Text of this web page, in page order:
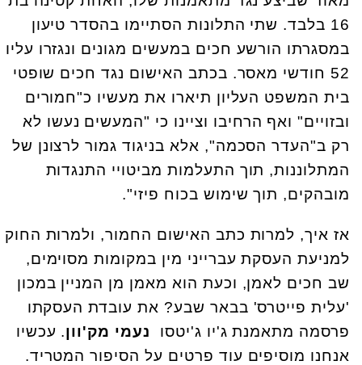
16 בלבד. שתי התלונות הסתיימו בהסדר טיעון
במסגרתו הורשע חכים במעשים מגונים ונגזרו עליו
52 חודשי מאסר. בכתב האישום נגד חכים שופטי
בית המשפט העליון תיארו את מעשיו כ"חמורים
ובזויים" ואף הרחיבו וציינו כי "המעשים נעשו לא
רק ב"העדר הסכמה", אלא בניגוד גמור לרצונן של
המתלוננות, תוך התעלמות מביטויי התנגדות
מובהקים, תוך שימוש בכוח פיזי".
אז איך, למרות כתב האישום החמור, ולמרות החוק
למניעת העסקת עברייני מין במקומות מסוימים,
שב חכים לאמן, וכעת הוא מאמן מן המניין במכון
'עלית פייטרס' בבאר שבע? את עובדת העסקתו
פרסמה מתאמנת ג'יו ג'יטסו נעמי מק'וון. עכשיו
אנחנו מוסיפים עוד פרטים על הסיפור המטריד.